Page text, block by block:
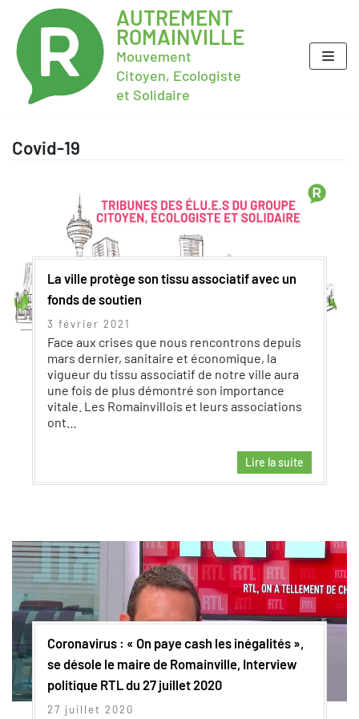
AUTREMENT
ROMAINVILLE
Mouvement
Citoyen, Ecologiste
et Solidaire
Covid-19
La ville protège son tissu associatif avec un
fonds de soutien
3 février 2021
Face aux crises que nous rencontrons depuis
mars dernier, sanitaire et économique, la
vigueur du tissu associatif de notre ville aura
une fois de plus démontré son importance
vitale. Les Romainvillois et leurs associations
ont…
Lire la suite
Coronavirus : « On paye cash les inégalités »,
se désole le maire de Romainville, Interview
politique RTL du 27 juillet 2020
27 juillet 2020